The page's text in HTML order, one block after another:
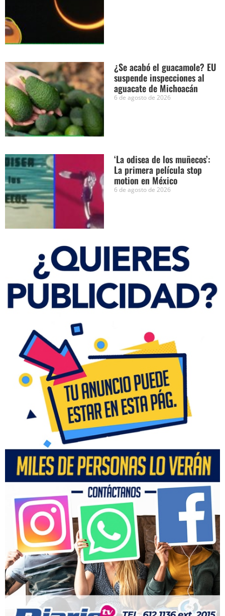
¿Se acabó el guacamole? EU
suspende inspecciones al
aguacate de Michoacán
6 de agosto de 2026
‘La odisea de los muñecos’:
La primera película stop
motion en México
6 de agosto de 2026